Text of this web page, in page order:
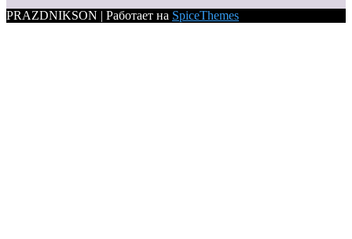
PRAZDNIKSON | Работает на SpiceThemes